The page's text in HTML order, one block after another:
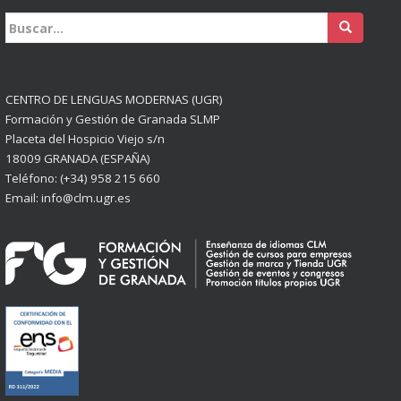
Buscar:
CENTRO DE LENGUAS MODERNAS (UGR)
Formación y Gestión de Granada SLMP
Placeta del Hospicio Viejo s/n
18009 GRANADA (ESPAÑA)
Teléfono: (+34) 958 215 660
Email: info@clm.ugr.es